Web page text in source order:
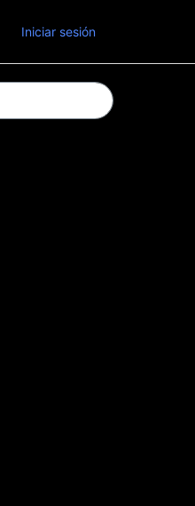
Iniciar sesión